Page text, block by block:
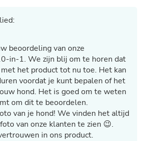
beoordeling van onze
in-1. We zijn blij om te horen dat
het product tot nu toe. Het kan
voordat je kunt bepalen of het
hond. Het is goed om te weten
om dit te beoordelen.
van je hond! We vinden het altijd
van onze klanten te zien 😉.
in ons product.